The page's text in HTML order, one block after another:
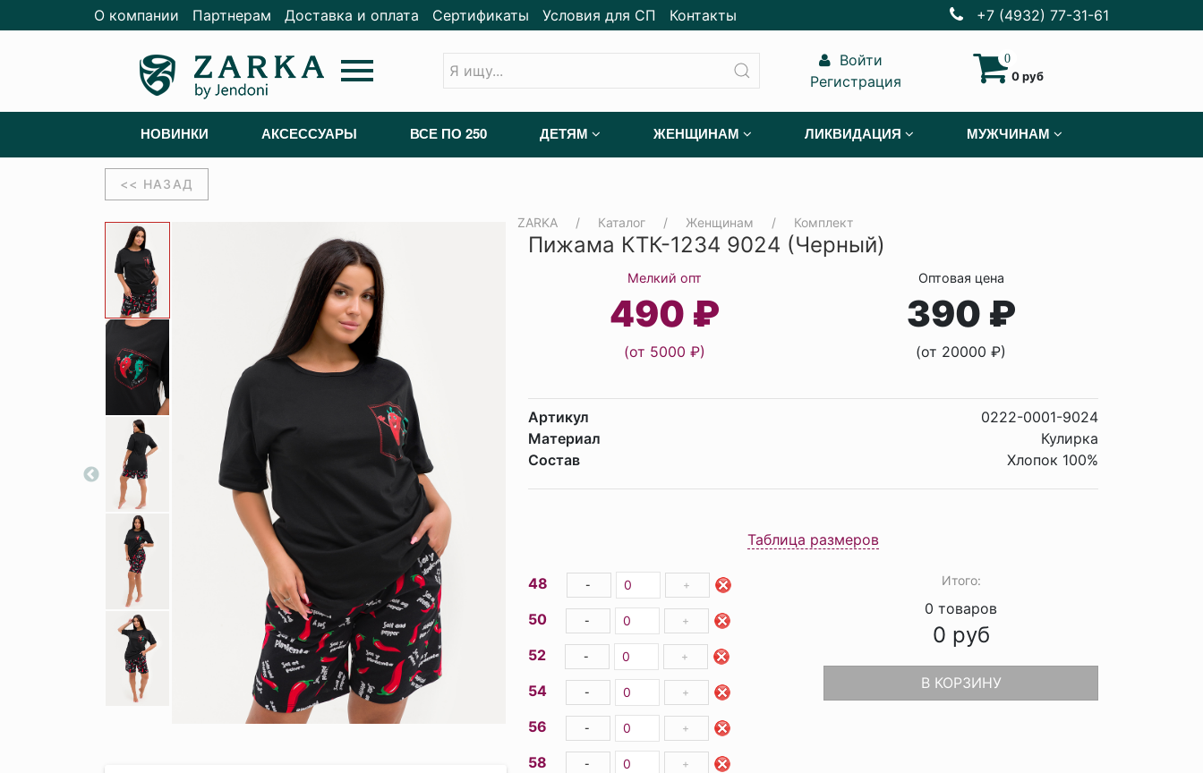
О компании Партнерам Доставка и оплата Сертификаты Условия для СП Контакты +7 (4932) 77-31-61
menu
Войти
Регистрация
0
0 руб
НОВИНКИ АКСЕССУАРЫ ВСЕ ПО 250 ДЕТЯМ ЖЕНЩИНАМ ЛИКВИДАЦИЯ МУЖЧИНАМ
<< НАЗАД
ZARKA Каталог Женщинам Комплект
Пижама КТК-1234 9024 (Черный)
Мелкий опт
490 ₽
(от 5000 ₽)
Оптовая цена
390 ₽
(от 20000 ₽)
Артикул
0222-0001-9024
Материал
Кулирка
Состав
Хлопок 100%
Таблица размеров
48 - +
50 - +
52 - +
54 - +
56 - +
58 - +
Итого:
0 товаров
0 руб
В КОРЗИНУ